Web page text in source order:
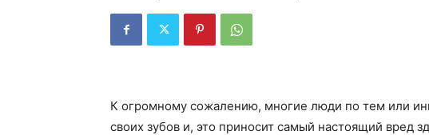
К огромному сожалению, многие люди по тем или
своих зубов и, это приносит самый настоящий вред